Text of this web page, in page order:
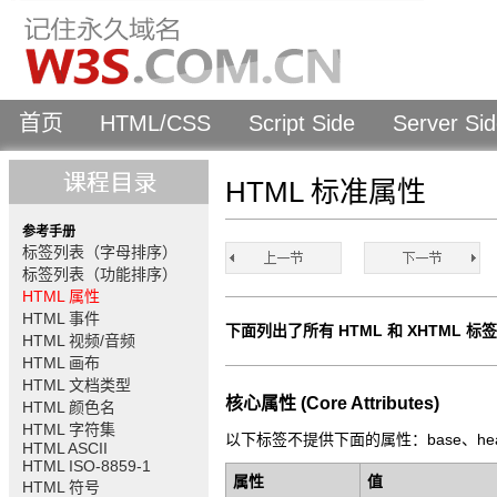
首页 HTML/CSS Script Side Server
参考手册
标签列表（字母排序）
标签列表（功能排序）
HTML 属性
HTML 事件
HTML 视频/音频
HTML 画布
HTML 文档类型
HTML 颜色名
HTML 字符集
HTML ASCII
HTML ISO-8859-1
HTML 符号
HTML 标准属性
下面列出了所有 HTML 和 XHTML 标
核心属性 (Core Attributes)
以下标签不提供下面的属性：base、
属性
值